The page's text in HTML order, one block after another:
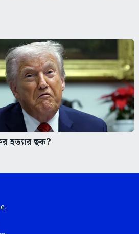
হত্যার ছক?